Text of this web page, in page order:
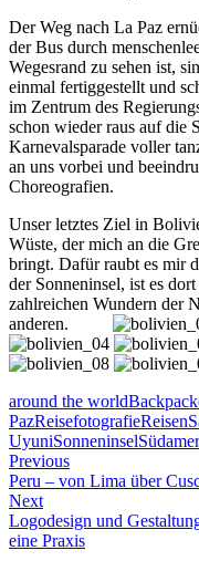
Der Weg nach La Paz
der Bus durch
Wegesrand zu sehen ist,
einmal fertiggestellt und
im Zentrum des
schon wieder raus auf die
Karnevalsparade voller
an uns vorbei und
Choreografien.
Unser letztes Ziel in
Wüste, der mich an die
bringt. Dafür raubt es mir
der Sonneninsel, ist es
zahlreichen Wundern der
anderen.
around the world
PazReisefotografieReisen
UyuniSonneninsel
Previous
Peru – von Lima über
Next
Logodesign und
eine Praxis